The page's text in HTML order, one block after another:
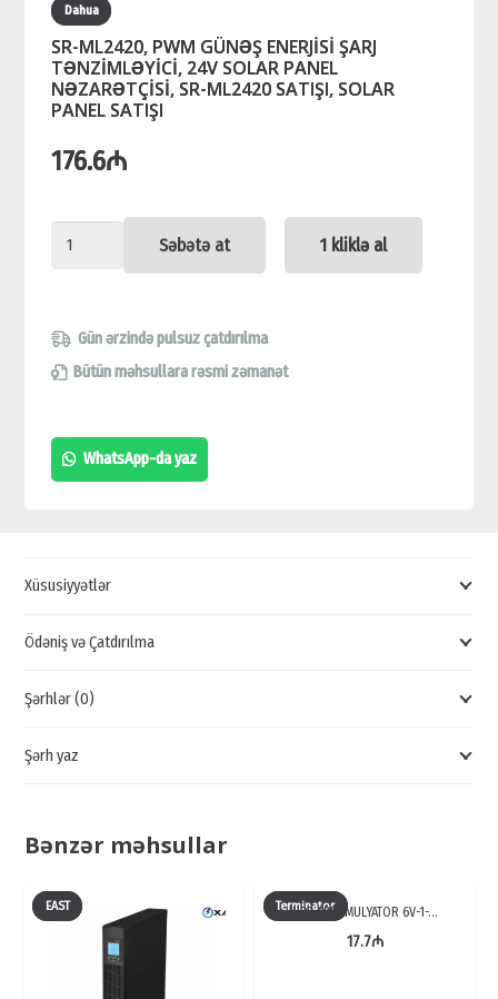
Dahua
SR-ML2420, PWM GÜNƏŞ ENERJİSİ ŞARJ
TƏNZİMLƏYİCİ, 24V SOLAR PANEL
NƏZARƏTÇİSİ, SR-ML2420 SATIŞI, SOLAR
PANEL SATIŞI
176.6₼
SR-
GÜNƏŞ
ENERJİSİ
TƏNZİMLƏYİCİ,
24V
ML2420
SOLAR
SATIŞI
Səbətə at 1 kliklə al
Gün ərzində pulsuz çatdırılma
Bütün məhsullara rəsmi zəmanət
WhatsApp-da yaz
Xüsusiyyətlər
Ödəniş və Çatdırılma
Şərhlər (0)
Şərh yaz
Bənzər məhsullar
EAST Terminator
UPS AKKUMULYATOR 6V-1-…
17.7₼